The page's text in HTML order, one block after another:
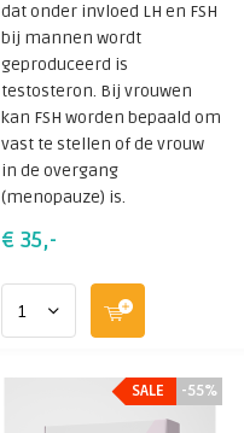
dat onder invloed LH en FSH
bij mannen wordt
geproduceerd is
testosteron. Bij vrouwen
kan FSH worden bepaald om
vast te stellen of de vrouw
in de overgang
(menopauze) is.
€ 35,-
-55%
SALE -55%
SALE